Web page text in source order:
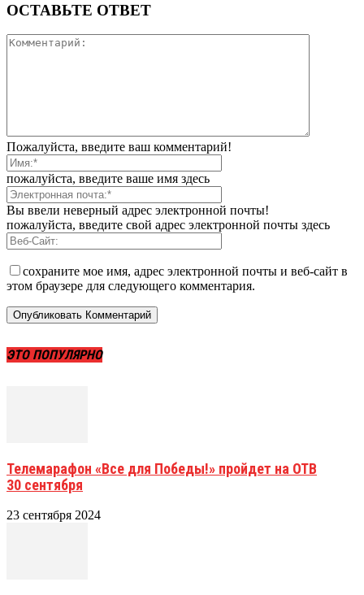
ОСТАВЬТЕ ОТВЕТ
Пожалуйста, введите ваш комментарий!
пожалуйста, введите ваше имя здесь
Вы ввели неверный адрес электронной почты!
пожалуйста, введите свой адрес электронной почты здесь
сохраните мое имя, адрес электронной почты и веб-сайт в
этом браузере для следующего комментария.
ЭТО ПОПУЛЯРНО
Телемарафон «Все для Победы!» пройдет на ОТВ
30 сентября
23 сентября 2024